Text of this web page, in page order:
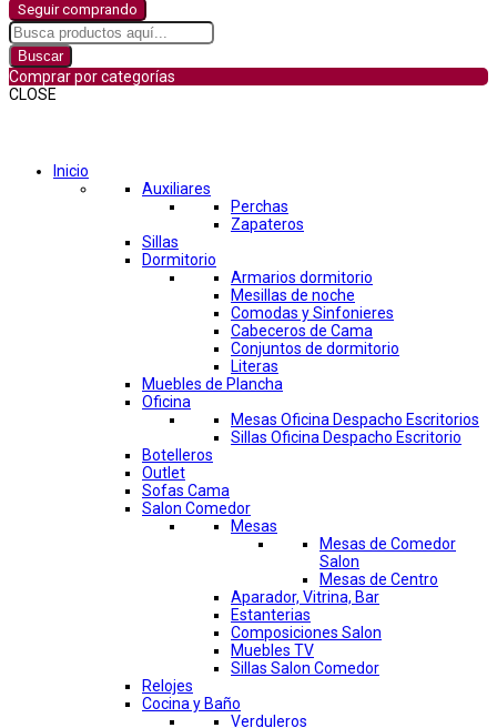
Seguir comprando
Buscar
Comprar por categorías
CLOSE
Inicio
Auxiliares
Perchas
Zapateros
Sillas
Dormitorio
Armarios dormitorio
Mesillas de noche
Comodas y Sinfonieres
Cabeceros de Cama
Conjuntos de dormitorio
Literas
Muebles de Plancha
Oficina
Mesas Oficina Despacho Escritorios
Sillas Oficina Despacho Escritorio
Botelleros
Outlet
Sofas Cama
Salon Comedor
Mesas
Mesas de Comedor
Salon
Mesas de Centro
Aparador, Vitrina, Bar
Estanterias
Composiciones Salon
Muebles TV
Sillas Salon Comedor
Relojes
Cocina y Baño
Verduleros